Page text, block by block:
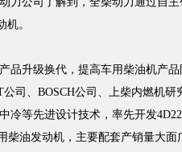
。
升级换代，提高车用柴油机产品
司、BOSCH公司、上柴内燃机
冷等先进设计技术，率先开发
柴油发动机，主要配套产销量大